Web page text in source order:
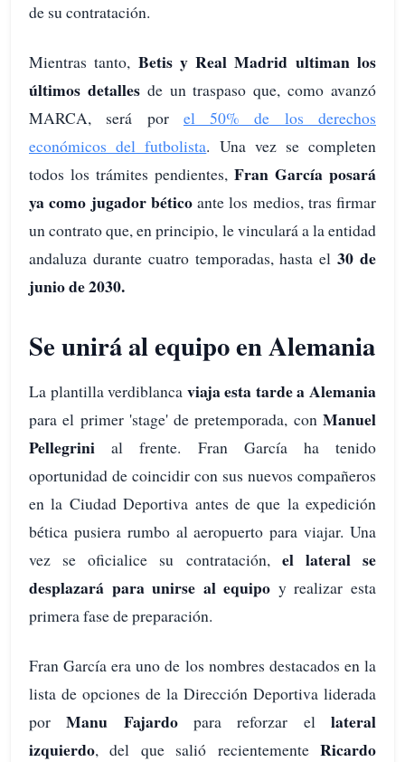
de su contratación.
Mientras tanto, Betis y Real Madrid ultiman los
últimos detallesde un traspaso que, como avanzó
MARCA, será por el 50% de los derechos
económicos del futbolista. Una vez se completen
todos los trámites pendientes, Fran García posará
ya como jugador béticoante los medios, tras firmar
un contrato que, en principio, le vinculará a la entidad
andaluza durante cuatro temporadas, hasta el30 de
junio de 2030.
Se unirá al equipo en Alemania
La plantilla verdiblanca viaja esta tarde a Alemania
para el primer 'stage' de pretemporada, con Manuel
Pellegrini al frente. Fran García ha tenido
oportunidad de coincidir con sus nuevos compañeros
en la Ciudad Deportiva antes de que la expedición
bética pusiera rumbo al aeropuerto para viajar. Una
vez se oficialice su contratación, el lateral se
desplazará para unirse al equipo y realizar esta
primera fase de preparación.
Fran García era uno de los nombres destacados en la
lista de opciones de la Dirección Deportiva liderada
porManu Fajardopara reforzar ellateral
izquierdo, del que salió recientemente Ricardo